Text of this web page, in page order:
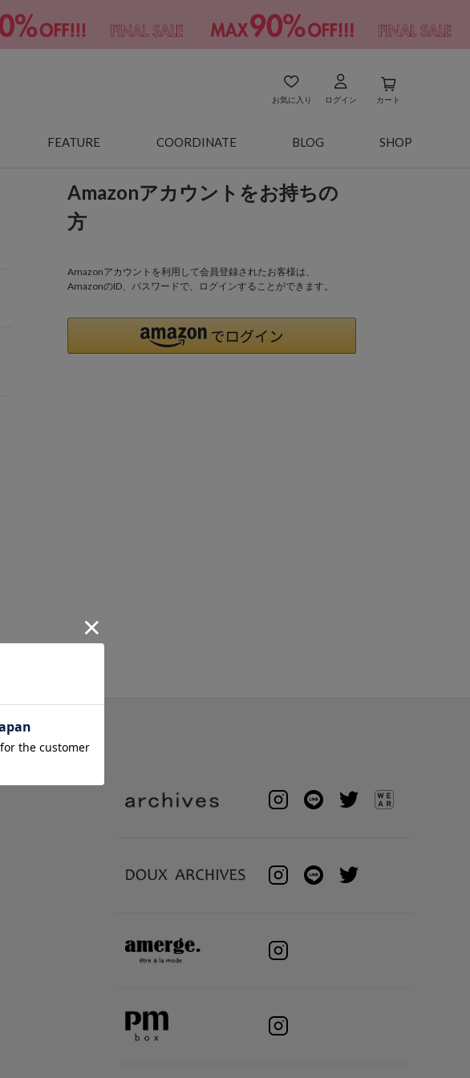
お気に入り ログイン カート
FEATURE COORDINATE BLOG SHOP
Amazonアカウントをお持ちの
方
Amazonアカウントを利用して会員登録されたお客様は、
AmazonのID、パスワードで、ログインすることができます。